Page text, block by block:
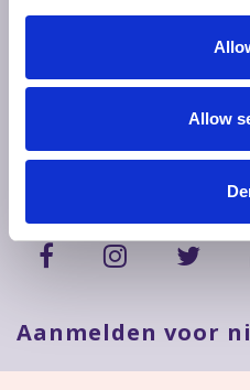
Allow
T: 073 - 6847315
Aanmelden voor